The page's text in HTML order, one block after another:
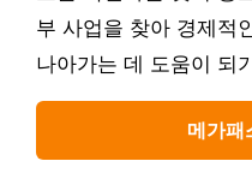
부 사업을 찾아 경제적
나아가는 데 도움이 되
메가패